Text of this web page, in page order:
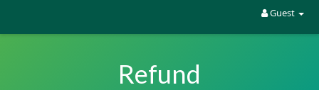
Guest
Refund